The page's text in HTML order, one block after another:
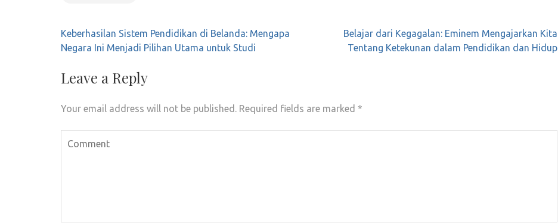
Post
navigation
Keberhasilan Sistem Pendidikan di Belanda: Mengapa
Negara Ini Menjadi Pilihan Utama untuk Studi
Belajar dari Kegagalan: Eminem Mengajarkan Kita
Tentang Ketekunan dalam Pendidikan dan Hidup
Leave a Reply
Your email address will not be published. Required fields are marked *